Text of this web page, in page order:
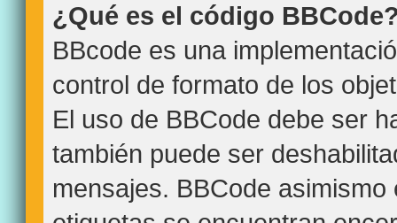
¿Qué es el código
BBcode es una
control de formato de los
El uso de BBCode debe ser
también puede ser
mensajes. BBCode